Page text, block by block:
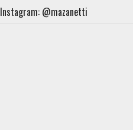
Instagram: @mazanetti